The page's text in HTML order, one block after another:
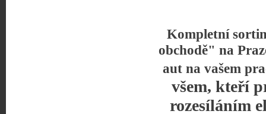
Kompletní
obchodě" na
aut na vašem
všem, kteří
rozesíláním